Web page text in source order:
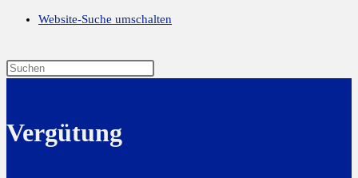
Website-Suche umschalten
Vergütung